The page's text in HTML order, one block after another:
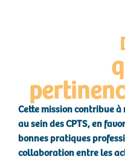
Cette mission contribue
au sein des CPTS, en
bonnes pratiques
collaboration entre les